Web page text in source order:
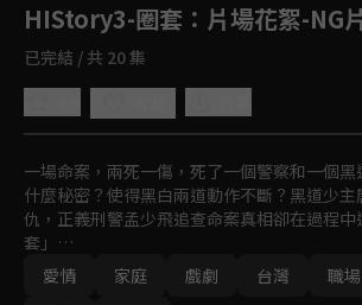
HIStory3-圈套 ：片場花絮-NG
已完結 / 共 20 集
一場命案，兩死一傷，死了一個警察和一個黑
什麼秘密？使得黑白兩道動作不斷？黑道少
仇，正義刑警孟少飛追查命案真相卻在過程
套」…
愛情
家庭 戲劇 台灣 職場